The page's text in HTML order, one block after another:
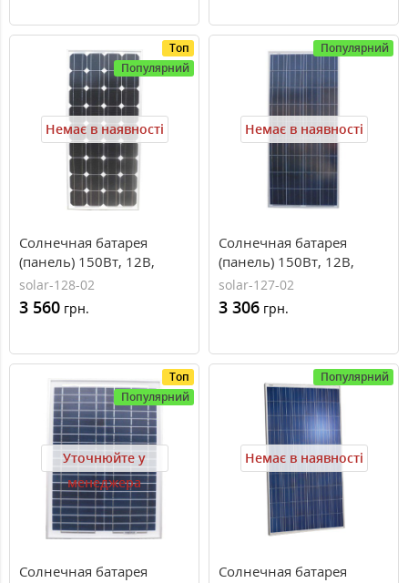
Топ
Популярний
Немає в наявності
Солнечная батарея
(панель) 150Вт, 12В,
монокристаллическая,
PLM-150M-36, Perlight
Solar
solar-128-02
3 560 грн.
Популярний
Немає в наявності
Солнечная батарея
(панель) 150Вт, 12В,
поликристаллическая,
PLM-150P-36, Perlight
Solar
solar-127-02
3 306 грн.
Топ
Популярний
Уточнюйте у
менеджера
Солнечная батарея
Популярний
Немає в наявності
Солнечная батарея